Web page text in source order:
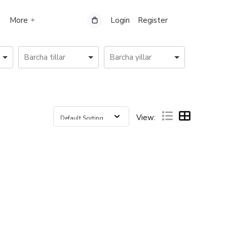
More Login Register
View: